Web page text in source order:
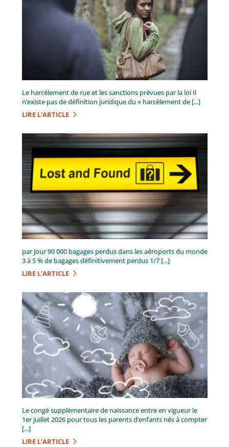
Le harcèlement de rue et les sanctions prévues par la loi Il
n’existe pas de définition juridique du « harcèlement de [...]
LIRE L'ARTICLE
par jour 90 000 bagages perdus dans les aéroports du monde
3 à 5 % de bagages définitivement perdus 1/7 [...]
LIRE L'ARTICLE
Le congé supplémentaire de naissance entre en vigueur le
1er juillet 2026 pour tous les parents d’enfants nés à compter
[...]
LIRE L'ARTICLE